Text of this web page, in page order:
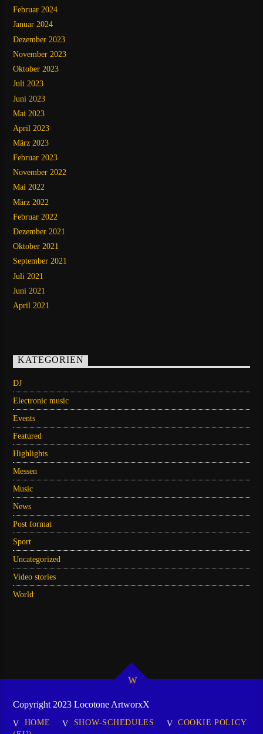
Februar 2024
Januar 2024
Dezember 2023
November 2023
Oktober 2023
Juli 2023
Juni 2023
Mai 2023
April 2023
März 2023
Februar 2023
November 2022
Mai 2022
März 2022
Februar 2022
Dezember 2021
Oktober 2021
September 2021
Juli 2021
Juni 2021
April 2021
KATEGORIEN
DJ
Electronic music
Events
Featured
Highlights
Messen
Music
News
Post format
Sport
Uncategorized
Video stories
World
Copyright 2023 Locotone ArtworxX
HOME SHOW-SCHEDULES
COOKIE POLICY